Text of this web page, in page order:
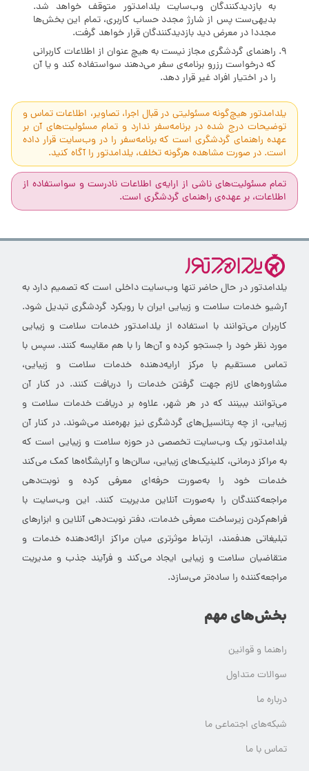
به بازدیدکنندگان وب‌‌سایت یلدامدتور متوقف خواهد شد.
بدیهی‌ست پس از شارژ مجدد حساب کاربری، تمام این بخش‌ها
مجددا در معرض دید بازدیدکنندگان قرار خواهد گرفت.
راهنمای گردشگری مجاز نیست به هیچ عنوان از اطلاعات کاربرانی
که درخواست رزرو برنامه‌ی سفر می‌دهند سواستفاده کند و یا آن
را در اختیار افراد غیر قرار دهد.
یلدامدتور هیچ‌گونه مسئولیتی در قبال اجرا، تصاویر، اطلاعات تماس و
توضیحات درج شده در برنامه‌سفر ندارد و تمام مسئولیت‌های آن بر
عهده راهنمای گردشگری است که برنامه‌سفر را در وب‌سایت قرار داده
است. در صورت مشاهده هرگونه تخلف، یلدامدتور را آگاه کنید.
تمام مسئولیت‌های ناشی از ارایه‌ی اطلاعات نادرست و سواستفاده از
اطلاعات، بر عهده‌ی راهنمای گردشگری است.
یلدامدتور در حال حاضر تنها وب‌سایت داخلی است که تصمیم دارد به
آرشیو خدمات سلامت و زیبایی ایران با رویکرد گردشگری تبدیل شود.
کاربران می‌توانند با استفاده از یلدامدتور خدمات سلامت و زیبایی
مورد نظر خود را جستجو کرده و آن‌ها را با هم مقایسه کنند. سپس با
تماس مستقیم با مرکز ارایه‌دهنده خدمات سلامت و زیبایی،
مشاوره‌های لازم جهت گرفتن خدمات را دریافت کنند. در کنار آن
می‌توانند ببینند که در هر شهر، علاوه بر دریافت خدمات سلامت و
زیبایی، از چه پتانسیل‌های گردشگری نیز بهره‌مند می‌شوند. در کنار آن
یلدامدتور یک وب‌سایت تخصصی در حوزه سلامت و زیبایی است که
به مراکز درمانی، کلینیک‌های زیبایی، سالن‌ها و آرایشگاه‌ها کمک می‌کند
خدمات خود را به‌صورت حرفه‌ای معرفی کرده و نوبت‌دهی
مراجعه‌کنندگان را به‌صورت آنلاین مدیریت کنند. این وب‌سایت با
فراهم‌کردن زیرساخت معرفی خدمات، دفتر نوبت‌دهی آنلاین و ابزارهای
تبلیغاتی هدفمند، ارتباط موثرتری میان مراکز ارائه‌دهنده خدمات و
متقاضیان سلامت و زیبایی ایجاد می‌کند و فرآیند جذب و مدیریت
مراجعه‌کننده را ساده‌تر می‌سازد.
بخش‌های مهم
راهنما و قوانین
سوالات متداول
درباره ما
شبکه‌های اجتماعی ما
تماس با ما